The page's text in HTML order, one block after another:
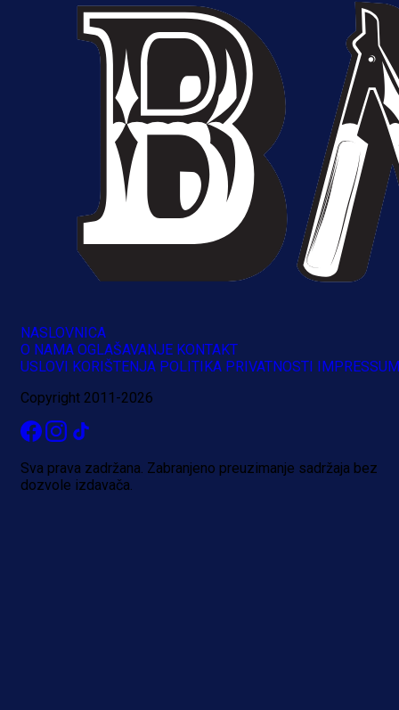
A Selekcija
Brat Kerima Alajbegovića pozvan
reprezentaciju Njemačke!
1 dan 4 h
NASLOVNICA
O NAMA OGLAŠAVANJE KONTAKT
USLOVI KORIŠTENJA POLITIKA PRIVATNOSTI IMPRESSUM
Copyright 2011-2026
Sva prava zadržana. Zabranjeno preuzimanje sadržaja bez
dozvole izdavača.